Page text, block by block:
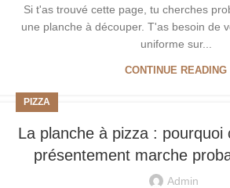
Si t'as trouvé cette page, tu cherches
une planche à découper. T'as besoin de
uniforme sur...
CONTINUE READING
PIZZA
La planche à pizza : pourquoi
présentement marche
Admin